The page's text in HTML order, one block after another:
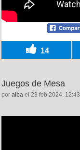
14
Juegos de Mesa
por alba el 23 feb 2024, 12:43